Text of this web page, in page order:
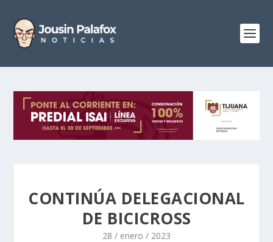
CONTINÚA DELEGACIONAL
DE BICICROSS
28 / enero / 2023